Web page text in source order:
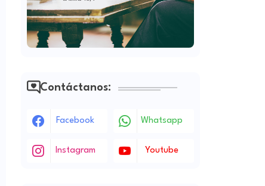
Contáctanos:
Facebook Whatsapp
Instagram Youtube